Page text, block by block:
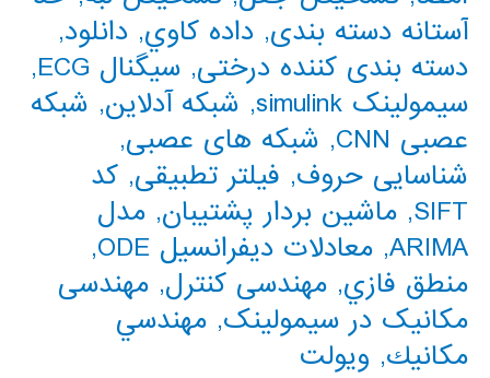
آستانه دسته بندی, داده كاوي, دانلود,
دسته بندی کننده درختی, سیگنال ECG
,
سیمولینک simulink
, شبکه آدلاین, شبکه
عصبی CNN
, شبکه های عصبی,
شناسایی حروف, فیلتر تطبیقی, کد
SIFT
, ماشین بردار پشتیبان, مدل
ARIMA
, معادلات دیفرانسیل ODE
,
منطق فازي, مهندسی کنترل, مهندسی
مکانیک در سیمولینک, مهندسي
مكانيك, ویولت